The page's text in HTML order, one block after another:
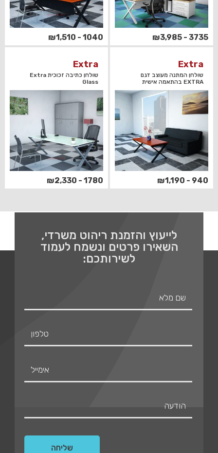
3735 - ₪3,985
1040 - ₪1,510
Extra
שולחן המתנה מעוצב דגם
EXTRA בהתאמה אישית
940 - ₪1,190
Extra
שולחן כתיבה זכוכית Extra
Glass
1780 - ₪2,330
לייעוץ והזמנת ריהוט משרדי,
השאירו פרטים ונשמח לעמוד
לשירותכם: